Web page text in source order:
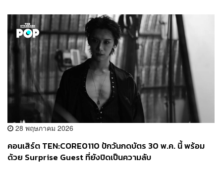
28 พฤษภาคม 2026
คอนเสิร์ต TEN:CORE0110 ปักวันกดบัตร 30 พ.ค. นี้ พร้อม
ด้วย Surprise Guest ที่ยังปิดเป็นความลับ